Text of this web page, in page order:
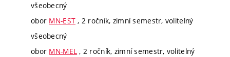
všeobecný
obor MN-EST , 2 ročník, zimní semestr, volitelný
všeobecný
obor MN-MEL , 2 ročník, zimní semestr, volitelný